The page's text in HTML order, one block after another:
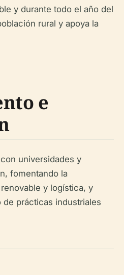
y durante todo el año del
rural y apoya la
e
universidades y
fomentando la
y logística, y
prácticas industriales